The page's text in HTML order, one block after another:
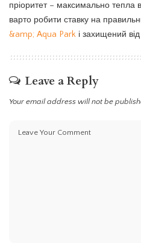
пріоритет – максимально тепла
варто робити ставку на
&amp; Aqua Park і захищений
Leave a Reply
Your email address will not be